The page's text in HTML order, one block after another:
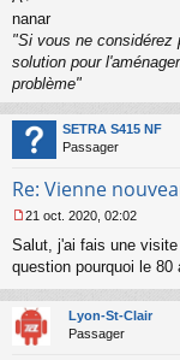
u
nanar
"Si vous ne considérez
solution pour
problème"
SETRA S415 NF
Passager
Re: Vienne
e
s
a
g
e
21 oct. 2020, 02:02
Salut, j'ai fais une
question pourquoi le 80
Lyon-St-Clair
Passager